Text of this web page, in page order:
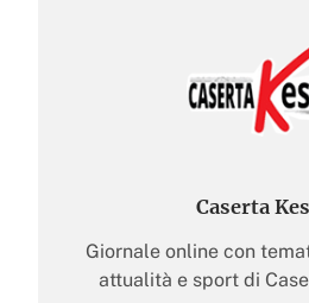
Caserta
Giornale online con
attualità e sport di